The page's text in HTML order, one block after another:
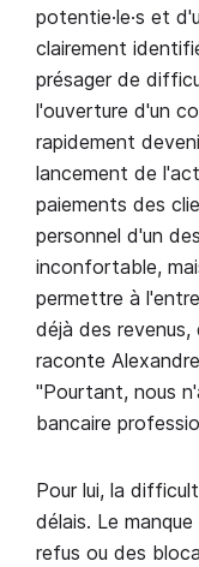
potentie·le·s et
clairement
présager de
l'ouverture d'un
rapidement
lancement de
paiements des
personnel d'un
inconfortable,
permettre à
déjà des
raconte
"Pourtant, nous
bancaire
Pour lui, la
délais. Le
refus ou des